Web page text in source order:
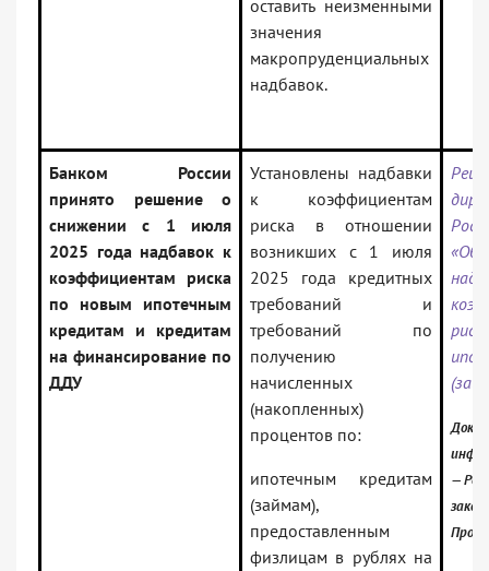
оставить неизменными
значения
макропруденциальных
надбавок.
Банком России
принято решение о
снижении с 1 июля
2025 года надбавок к
коэффициентам риска
по новым ипотечным
кредитам и кредитам
на финансирование по
ДДУ
Установлены надбавки
к коэффициентам
риска в отношении
возникших с 1 июля
2025 года кредитных
требований и
требований по
получению
начисленных
(накопленных)
процентов по:
ипотечным кредитам
(займам),
предоставленным
физлицам в рублях на
«Об
—
Проф)